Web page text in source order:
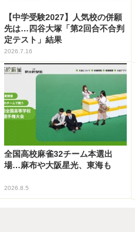
【中学受験2027】人気校の併願
先は…四谷大塚「第2回合不合判
定テスト」結果
2026.7.16
全国高校麻雀32チーム本選出
場…麻布や大阪星光、東海も
2026.8.5